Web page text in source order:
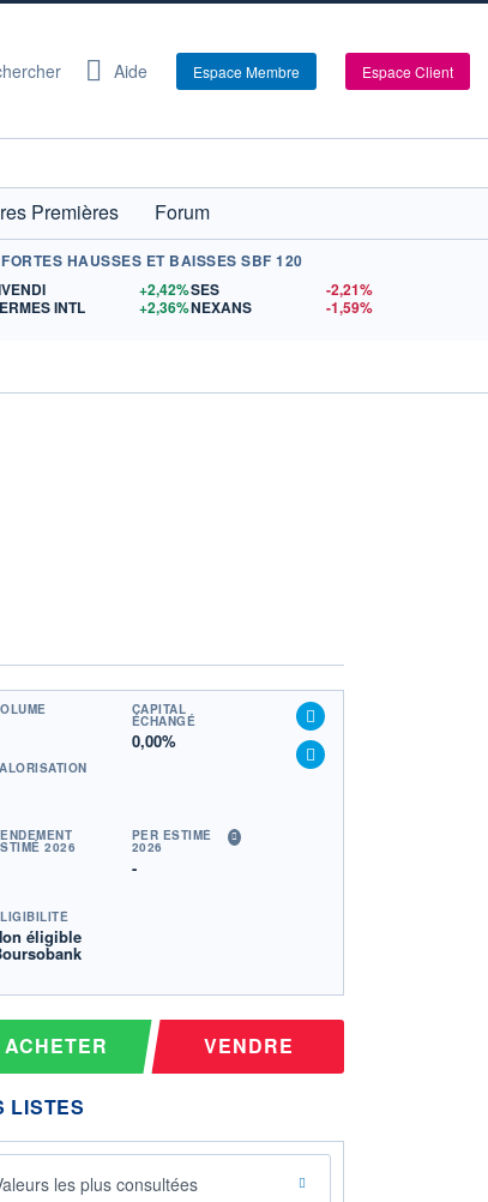
Aide Espace Membre Espace Client
Premières
Forum
HAUSSES ET BAISSES SBF 120
+2,42%
INTL
+2,36%
SES
-2,21%
NEXANS
-1,59%
CAPITAL
ÉCHANGÉ
0,00%
2026
PER ESTIMÉ
2026
-
éligible
ACHETER VENDRE
LISTES
les plus consultées